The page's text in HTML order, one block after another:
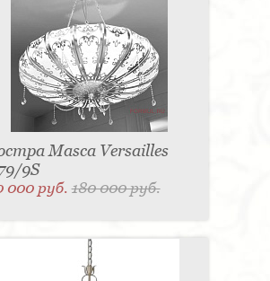
Masca Versailles
9S
000 руб.180 000 руб.